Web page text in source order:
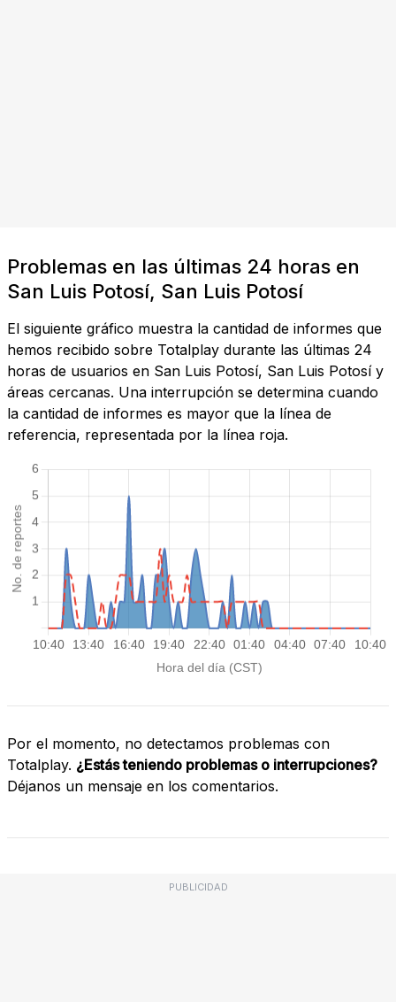
Problemas en las últimas 24 horas en
San Luis Potosí, San Luis Potosí
El siguiente gráfico muestra la cantidad de informes que
hemos recibido sobre Totalplay durante las últimas 24
horas de usuarios en San Luis Potosí, San Luis Potosí y
áreas cercanas. Una interrupción se determina cuando
la cantidad de informes es mayor que la línea de
referencia, representada por la línea roja.
Por el momento, no detectamos problemas con
Totalplay. ¿Estás teniendo problemas o interrupciones?
Déjanos un mensaje en los comentarios.
PUBLICIDAD